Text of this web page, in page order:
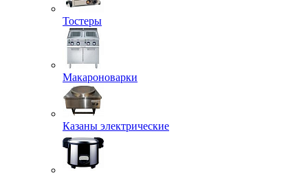
Тостеры
Макароноварки
Казаны электрические